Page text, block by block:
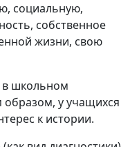
социальную,
собственное
жизни, свою
в школьном
образом, у учащихся
к истории.